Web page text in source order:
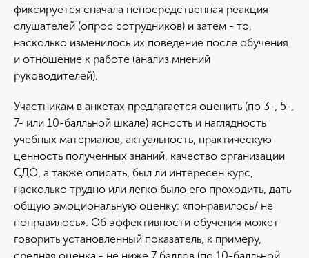
фиксируется сначала непосредственная реакция
слушателей (опрос сотрудников) и затем - то,
насколько изменилось их поведение после обучения
и отношение к работе (анализ мнений
руководителей).
Участникам в анкетах предлагается оценить (по 3-, 5-,
7- или 10-балльной шкале) ясность и наглядность
учебных материалов, актуальность, практическую
ценность полученных знаний, качество организации
СДО, а также описать, был ли интересен курс,
насколько трудно или легко было его проходить, дать
общую эмоциональную оценку: «понравилось/ не
понравилось». Об эффективности обучения может
говорить установленный показатель, к примеру,